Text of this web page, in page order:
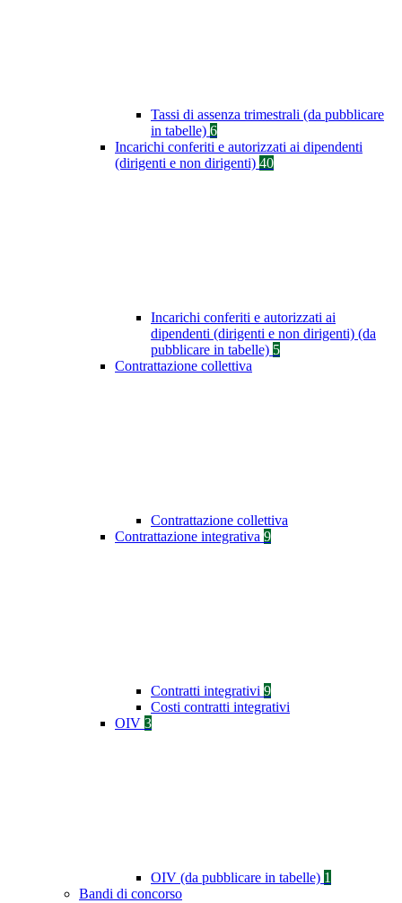
Tassi di assenza trimestrali (da pubblicare
in tabelle) 6
Incarichi conferiti e autorizzati ai dipendenti
(dirigenti e non dirigenti) 40
Incarichi conferiti e autorizzati ai
dipendenti (dirigenti e non dirigenti) (da
pubblicare in tabelle) 5
Contrattazione collettiva
Contrattazione collettiva
Contrattazione integrativa 9
Contratti integrativi 9
Costi contratti integrativi
OIV 3
OIV (da pubblicare in tabelle) 1
Bandi di concorso